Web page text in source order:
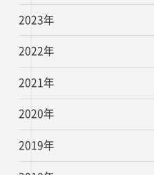
2023年
2022年
2021年
2020年
2019年